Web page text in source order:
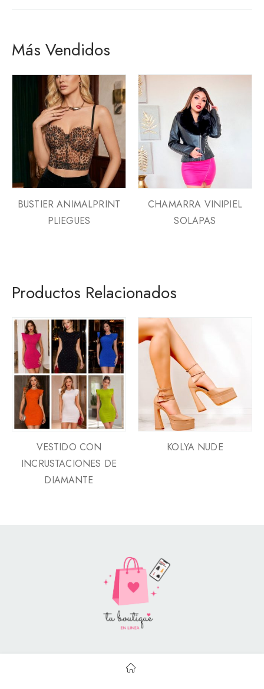
Más Vendidos
BUSTIER ANIMALPRINT
PLIEGUES
CHAMARRA VINIPIEL
SOLAPAS
Productos Relacionados
VESTIDO CON
INCRUSTACIONES DE
DIAMANTE
KOLYA NUDE